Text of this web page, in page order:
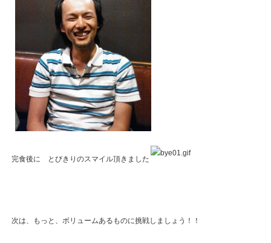
完食後に とびきりのスマイル頂きました
次は、もっと、ボリュームあるものに挑戦しましょう！！